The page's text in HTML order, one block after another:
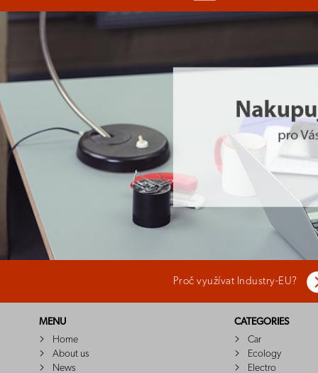
Proč využívat Industry-EU?
MENU
Home
About us
News
CATEGORIES
Car
Ecology
Electro